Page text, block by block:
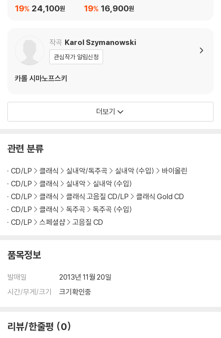
do Ferraresi (반다 루
아 바이올리니스트들
(Legendary Italian Vi
24,100원
19%
2번 (Jeno Hubay: Vi
16,900원
19%
작곡 Karol Szymanowski
관심작가 알림신청
카롤 시마노프스키
더보기
관련 분류
CD/LP 클래식 실내악/독주곡 실내악 (수입)
바이올린
CD/LP
클래식 실내악
실내악 (수입)
CD/LP
클래식 클래식 고음질 CD/LP
클래식 Gold CD
CD/LP
클래식 독주곡
독주곡 (수입)
CD/LP
스페셜샵 고음질 CD
품목정보
발매일
2013년 11월 20일
시간/무게/크기
크기확인중
리뷰/한줄평 0